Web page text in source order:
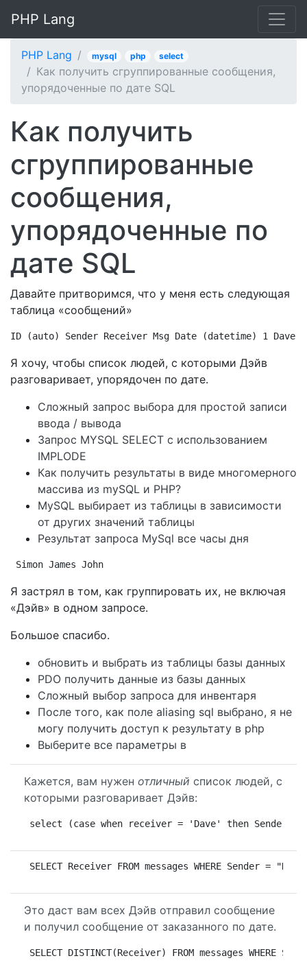
PHP Lang
PHP Lang mysql php select
Как получить сгруппированные сообщения,
упорядоченные по дате SQL
Как получить
сгруппированные
сообщения,
упорядоченные по
дате SQL
Давайте притворимся, что у меня есть следующая
таблица «сообщений»
ID (auto) Sender Receiver Msg Date (datetime) 1 Dave
Я хочу, чтобы список людей, с которыми Дэйв
разговаривает, упорядочен по дате.
Сложный запрос выбора для простой записи
ввода / вывода
Запрос MYSQL SELECT с использованием
IMPLODE
Как получить результаты в виде многомерного
массива из mySQL и PHP?
MySQL выбирает из таблицы в зависимости
от других значений таблицы
Результат запроса MySql все часы дня
Simon James John
Я застрял в том, как группировать их, не включая
«Дэйв» в одном запросе.
Большое спасибо.
обновить и выбрать из таблицы базы данных
PDO получить данные из базы данных
Сложный выбор запроса для инвентаря
После того, как поле aliasing sql выбрано, я не
могу получить доступ к результату в php
Выберите все параметры в
Кажется, вам нужен отличный список людей, с
которыми разговаривает Дэйв:
select (case when receiver = 'Dave' then Sender
SELECT Receiver FROM messages WHERE Sender =
Это даст вам всех Дэйв отправил сообщение
и получил сообщение от заказанного по дате.
SELECT DISTINCT(Receiver) FROM messages WHERE